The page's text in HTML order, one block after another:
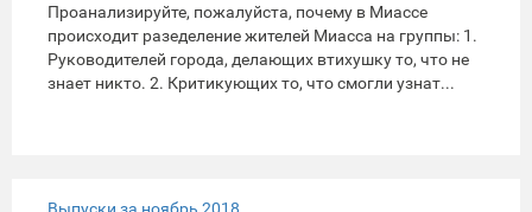
Проанализируйте, пожалуйста, почему в Миассе
происходит разеделение жителей Миасса на группы: 1.
Руководителей города, делающих втихушку то, что не
знает никто. 2. Критикующих то, что смогли узнат...